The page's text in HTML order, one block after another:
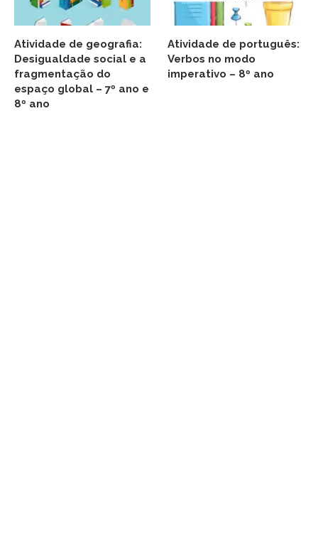
Atividade de geografia:
Desigualdade social e a
fragmentação do
espaço global – 7º ano e
8º ano
Atividade de português:
Verbos no modo
imperativo – 8º ano